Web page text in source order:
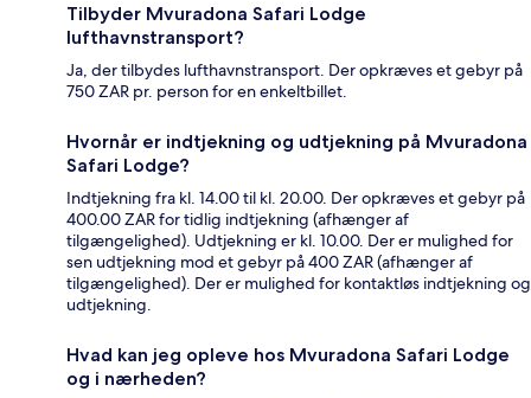
Tilbyder Mvuradona Safari Lodge
lufthavnstransport?
Ja, der tilbydes lufthavnstransport. Der opkræves et gebyr på
750 ZAR pr. person for en enkeltbillet.
Hvornår er indtjekning og udtjekning på Mvuradona
Safari Lodge?
Indtjekning fra kl. 14.00 til kl. 20.00. Der opkræves et gebyr på
400.00 ZAR for tidlig indtjekning (afhænger af
tilgængelighed). Udtjekning er kl. 10.00. Der er mulighed for
sen udtjekning mod et gebyr på 400 ZAR (afhænger af
tilgængelighed). Der er mulighed for kontaktløs indtjekning og
udtjekning.
Hvad kan jeg opleve hos Mvuradona Safari Lodge
og i nærheden?